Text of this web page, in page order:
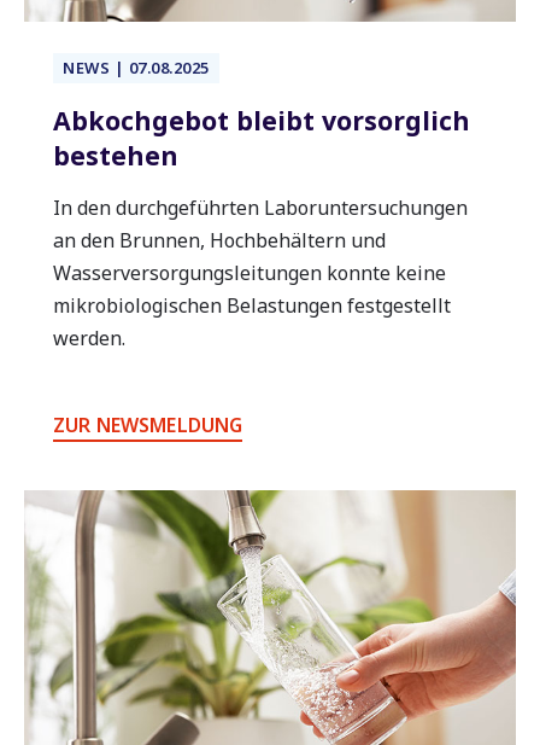
analysieren. Außerdem geben wir Informationen zu Ihrer
soziale Medien, Werbung und Analysen weiter. Unsere
weiteren Daten zusammen, die Sie ihnen bereitgestellt
haben oder die sie im Rahmen Ihrer Nutzung der Dienste
Cookies, wenn Sie unsere Webseite weiterhin nutzen.
NEWS | 07.08.2025
Abkochgebot bleibt vorsorglich
bestehen
In den durchgeführten Laboruntersuchungen
an den Brunnen, Hochbehältern und
Wasserversorgungsleitungen konnte keine
mikrobiologischen Belastungen festgestellt
werden.
ZUR NEWSMELDUNG